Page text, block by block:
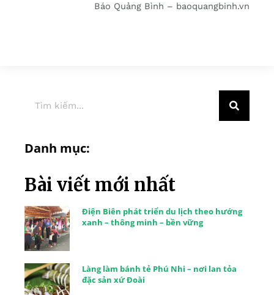
Báo Quảng Bình – baoquangbinh.vn
Danh mục:
Bài viết mới nhất
Điện Biên phát triển du lịch theo hướng
xanh – thông minh – bền vững
Làng làm bánh tẻ Phú Nhi – nơi lan tỏa
đặc sản xứ Đoài